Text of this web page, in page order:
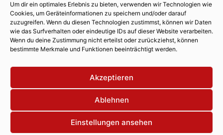
Um dir ein optimales Erlebnis zu bieten, verwenden wir Technologien wie
Cookies, um Geräteinformationen zu speichern und/oder darauf
zuzugreifen. Wenn du diesen Technologien zustimmst, können wir Daten
wie das Surfverhalten oder eindeutige IDs auf dieser Website verarbeiten.
Wenn du deine Zustimmung nicht erteilst oder zurückziehst, können
bestimmte Merkmale und Funktionen beeinträchtigt werden.
Akzeptieren
Ablehnen
Einstellungen ansehen
Videoservice
Werbung
Contenterstellung
Lokalnachrichten
Lokalfernsehen
Eventkalender